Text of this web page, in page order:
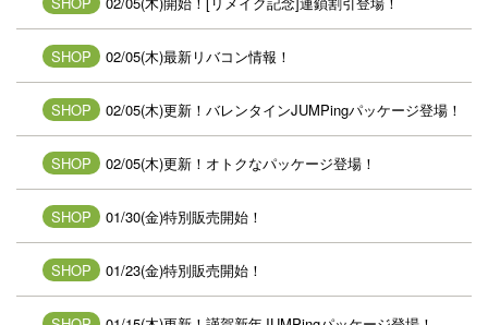
SHOP 02/05(木)最新リバコン情報！
SHOP 02/05(木)更新！バレンタインJUMPingパッケージ登場！
SHOP 02/05(木)更新！オトクなパッケージ登場！
SHOP 01/30(金)特別販売開始！
SHOP 01/23(金)特別販売開始！